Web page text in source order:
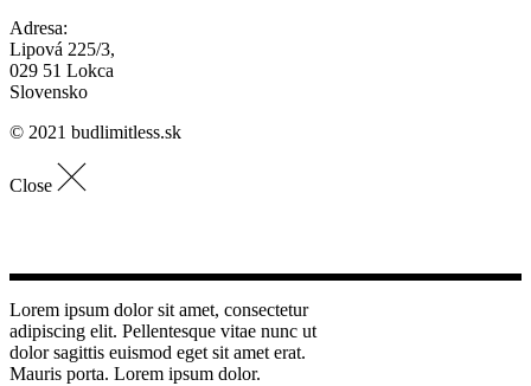
Adresa:
Lipová 225/3,
029 51 Lokca
Slovensko
© 2021 budlimitless.sk
Close
Lorem ipsum dolor sit amet, consectetur
adipiscing elit. Pellentesque vitae nunc ut
dolor sagittis euismod eget sit amet erat.
Mauris porta. Lorem ipsum dolor.